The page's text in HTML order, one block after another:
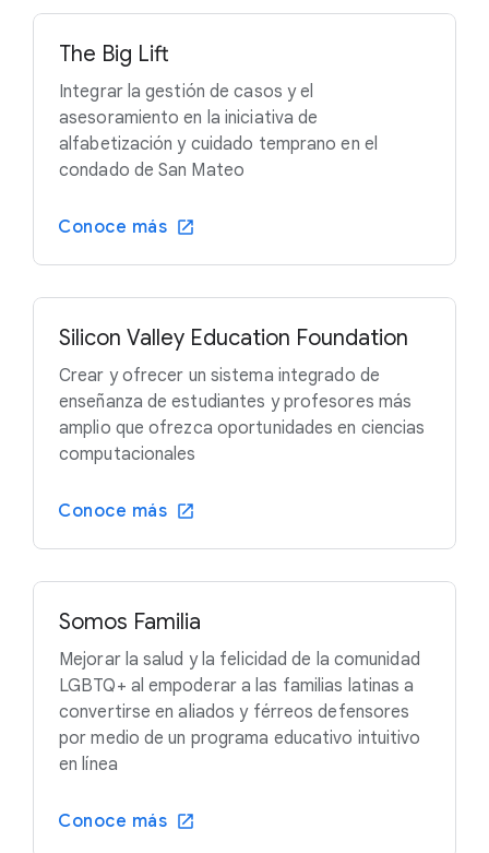
The Big Lift
Integrar la gestión de casos y el
asesoramiento en la iniciativa de
alfabetización y cuidado temprano en el
condado de San Mateo
Conoce más
Silicon Valley Education Foundation
Crear y ofrecer un sistema integrado de
enseñanza de estudiantes y profesores más
amplio que ofrezca oportunidades en ciencias
computacionales
Conoce más
Somos Familia
Mejorar la salud y la felicidad de la comunidad
LGBTQ+ al empoderar a las familias latinas a
convertirse en aliados y férreos defensores
por medio de un programa educativo intuitivo
en línea
Conoce más